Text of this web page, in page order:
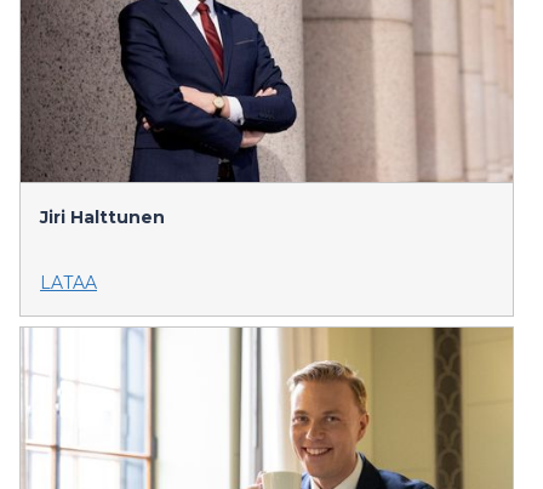
Jiri Halttunen
LATAA